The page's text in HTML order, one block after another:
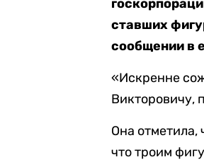
ставших
сообщении в
«Искренне
Викторовичу,
Она отметила,
что троим